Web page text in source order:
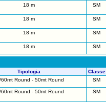
18 m SM
18 m SM
18 m SM
18 m SM
Tipologia Classe
Round - 50mt Round SM
Round - 50mt Round SM